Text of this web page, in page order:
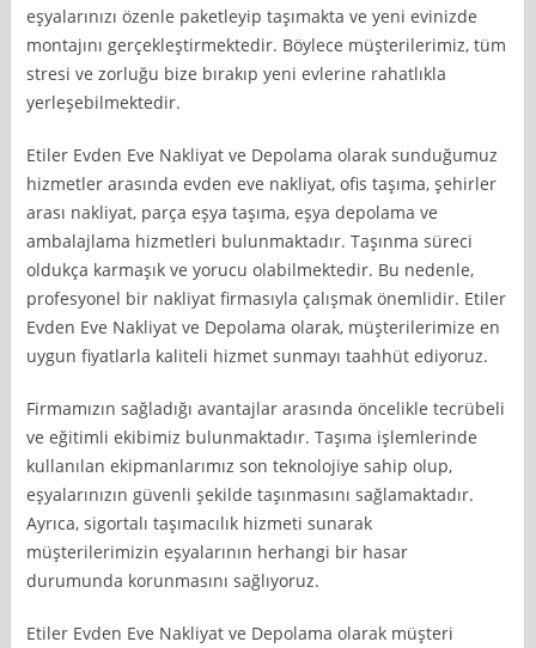
eşyalarınızı özenle paketleyip taşımakta ve yeni evinizde
montajını gerçekleştirmektedir. Böylece müşterilerimiz, tüm
stresi ve zorluğu bize bırakıp yeni evlerine rahatlıkla
yerleşebilmektedir.
Etiler Evden Eve Nakliyat ve Depolama olarak sunduğumuz
hizmetler arasında evden eve nakliyat, ofis taşıma, şehirler
arası nakliyat, parça eşya taşıma, eşya depolama ve
ambalajlama hizmetleri bulunmaktadır. Taşınma süreci
oldukça karmaşık ve yorucu olabilmektedir. Bu nedenle,
profesyonel bir nakliyat firmasıyla çalışmak önemlidir. Etiler
Evden Eve Nakliyat ve Depolama olarak, müşterilerimize en
uygun fiyatlarla kaliteli hizmet sunmayı taahhüt ediyoruz.
Firmamızın sağladığı avantajlar arasında öncelikle tecrübeli
ve eğitimli ekibimiz bulunmaktadır. Taşıma işlemlerinde
kullanılan ekipmanlarımız son teknolojiye sahip olup,
eşyalarınızın güvenli şekilde taşınmasını sağlamaktadır.
Ayrıca, sigortalı taşımacılık hizmeti sunarak
müşterilerimizin eşyalarının herhangi bir hasar
durumunda korunmasını sağlıyoruz.
Etiler Evden Eve Nakliyat ve Depolama olarak müşteri